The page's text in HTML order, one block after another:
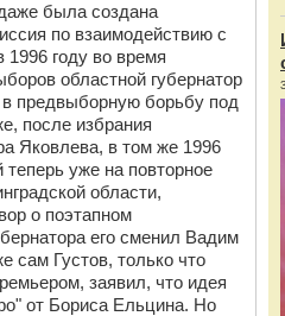
была создана
по взаимодействию с
1996 году во время
областной губернатор
предвыборную борьбу под
после избрания
Яковлева, в том же 1996
уже на повторное
области,
о поэтапном
его сменил Вадим
сам Густов, только что
заявил, что идея
от Бориса Ельцина. Но